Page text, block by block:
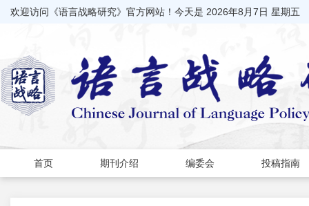
欢迎访问《语言战略研究》官方网站！今天是 2026年8月7日 星期五
首页 期刊介绍 编委会 投稿指南